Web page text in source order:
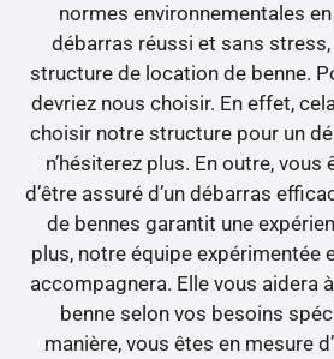
normes environnementales
débarras réussi et sans
structure de location de benne.
devriez nous choisir. En effet,
choisir notre structure pour un
n’hésiterez plus. En outre,
d’être assuré d’un débarras
de bennes garantit une
plus, notre équipe expérimentée
accompagnera. Elle vous aidera
benne selon vos besoins
manière, vous êtes en mesure